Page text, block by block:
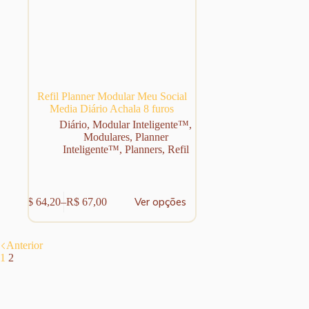
Refil Planner Modular Meu Social
Media Diário Achala 8 furos
Diário,Modular Inteligente™,
Modulares, Planner
Inteligente™, Planners, Refil
R$ 64,20–R$ 67,00
Faixa
de
Ver opções
produto
tem
variantes.
Anterior
1 2